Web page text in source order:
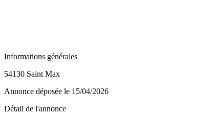
Informations générales
54130 Saint Max
Annonce déposée le 15/04/2026
Détail de l'annonce